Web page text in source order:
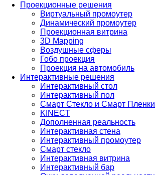
Проекционные решения
Виртуальный промоутер
Динамический промоутер
Проекционная витрина
3D Mapping
Воздушные сферы
Гобо проекция
Проекция на автомобиль
Интерактивные решения
Интерактивный стол
Интерактивный пол
Смарт Стекло и Смарт Пленки
KINECT
Дополненная реальность
Интерактивная стена
Интерактивный промоутер
Смарт стекло
Интерактивная витрина
Интерактивный бар